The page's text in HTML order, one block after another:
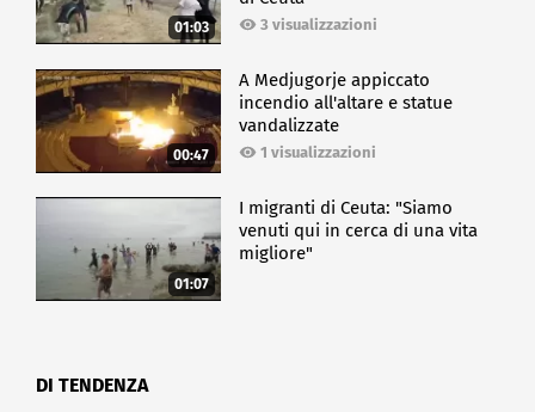
01:03 3 visualizzazioni
00:47
A Medjugorje appiccato
incendio all'altare e statue
vandalizzate
1 visualizzazioni
01:07
I migranti di Ceuta: "Siamo
venuti qui in cerca di una vita
migliore"
DI TENDENZA